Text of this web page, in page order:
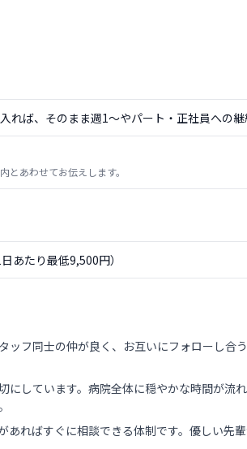
れば、そのまま週1〜やパート・正社員への継
とあわせてお伝えします。
あたり最低9,500円）
ッフ同士の仲が良く、お互いにフォローし合
にしています。病院全体に穏やかな時間が流
あればすぐに相談できる体制です。優しい先